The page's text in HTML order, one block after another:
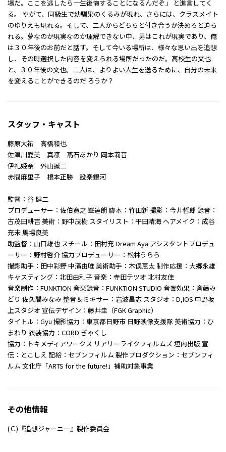
場だ。ここを逃したら一生後悔することになるんだぞ」 と進言してく
る。 やがて、同級生で幼馴染のくるみが現れ、さらには、クラスメイト
のゆりえも現れる。そして、二人からどちらと付き合うか決めろと迫ら
れる。夢なのか現実なのか理解できない中、男はこれが現実であり、俺
は３０年後のお前だと話す。そして今いる場所は、様々な思い出を追想
し、その時選択した内容を変えられる場所だったのだ。高校生の文也
と、３０年後の文也。二人は、よりよい人生を送るために、自分の未来
を変えることができるのだ ろうか？
スタッフ・キャスト
藤原大祐 高橋和也
佐津川愛美 真凛 髙石あかり 岡本莉音
伊礼姫奈 外山誠二
赤間麻里子 根本正勝 設楽銀河
監督：谷 健二
プロデューサー：佐伯寛之 峯達朗 脚本：竹田新 撮影：今井哲郎 録音：
古茂田耕吉 美術：野中茂樹 スタイリスト：平田晴海 ヘアメイク：成谷
充未 馬場良美
助監督：山口雄也 スチール：田村充 Dream Aya アシスタントプロデュ
ーサー：野村啓介 協力プロデューサー：松林うらら
撮影助手：田中彩野 中濱由唯 美術助手：木俣恵太 制作応援：大郷永雄
キャスティング：北田由利子 音楽：寺田テツオ 北村友佳
音楽制作：FUNKTION 音楽録音：FUNKTION STUDIO 音響効果：斉藤み
どり 佐久間みなみ 整音＆ミキサー：岩波昌志 スタジオ：D,IOS 中野坂
上スタジオ 宣伝デザイン：藤井圭（FGK Graphic）
タイトル：Gyu 撮影協力：東京都日野市 日野映像支援隊 美術協力：ひ
まわり 衣装協力：CORD ぎゃくし
協力：トキメディアワークス リアリーライクフィルムズ 垣内出版 宣
伝：とこしえ 配給：セブンフィルム 製作プロダクション：セブンフィ
ルム 文化庁「ARTS for the future!」補助対象事業
その他情報
(Ｃ)『追想ジャーニー』製作委員会